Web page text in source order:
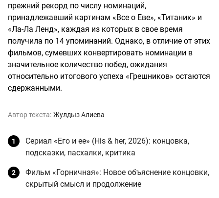
прежний рекорд по числу номинаций,
принадлежавший картинам «Все о Еве», «Титаник» и
«Ла-Ла Ленд», каждая из которых в свое время
получила по 14 упоминаний. Однако, в отличие от этих
фильмов, сумевших конвертировать номинации в
значительное количество побед, ожидания
относительно итогового успеха «Грешников» остаются
сдержанными.
Автор текста: Жулдыз Алиева
Сериал «Его и ее» (His & her, 2026): концовка,
подсказки, пасхалки, критика
Фильм «Горничная»: Новое объяснение концовки,
скрытый смысл и продолжение